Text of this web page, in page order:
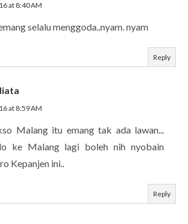
at 8:40 AM
selalu menggoda..nyam. nyam
Reply
at 8:59 AM
Malang itu emang tak ada lawan...
ke Malang lagi boleh nih nyobain
Kepanjen ini..
Reply